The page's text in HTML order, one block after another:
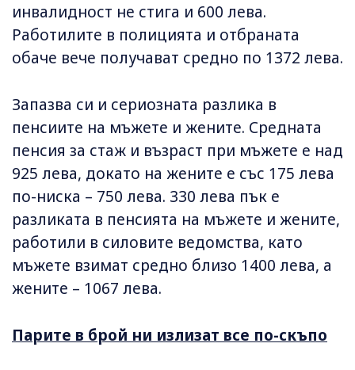
инвалидност не стига и 600 лева.
Работилите в полицията и отбраната
обаче вече получават средно по 1372 лева.
Запазва си и сериозната разлика в
пенсиите на мъжете и жените. Средната
пенсия за стаж и възраст при мъжете е над
925 лева, докато на жените е със 175 лева
по-ниска – 750 лева. 330 лева пък е
разликата в пенсията на мъжете и жените,
работили в силовите ведомства, като
мъжете взимат средно близо 1400 лева, а
жените – 1067 лева.
Парите в брой ни излизат все по-скъпо